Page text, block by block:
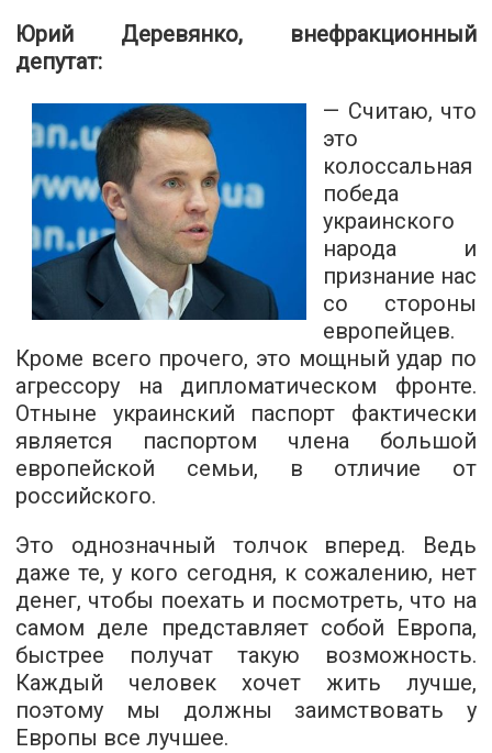
Юрий Деревянко, внефракционный
депутат:
— Считаю, что
это
колоссальная
победа
украинского
народа и
признание нас
со стороны
европейцев.
Кроме всего прочего, это мощный удар по
агрессору на дипломатическом фронте.
Отныне украинский паспорт фактически
является паспортом члена большой
европейской семьи, в отличие от
российского.
Это однозначный толчок вперед. Ведь
даже те, у кого сегодня, к сожалению, нет
денег, чтобы поехать и посмотреть, что на
самом деле представляет собой Европа,
быстрее получат такую ​​возможность.
Каждый человек хочет жить лучше,
поэтому мы должны заимствовать у
Европы все лучшее.